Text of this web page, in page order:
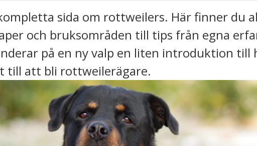
sida om rottweilers. Här finner du
och bruksområden till tips från egna
på en ny valp en liten introduktion till
till att bli rottweilerägare.